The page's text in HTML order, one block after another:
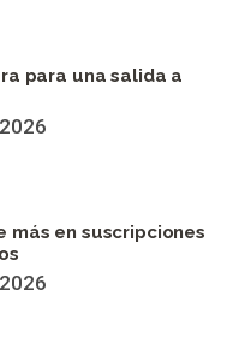
para una salida a
más en suscripciones